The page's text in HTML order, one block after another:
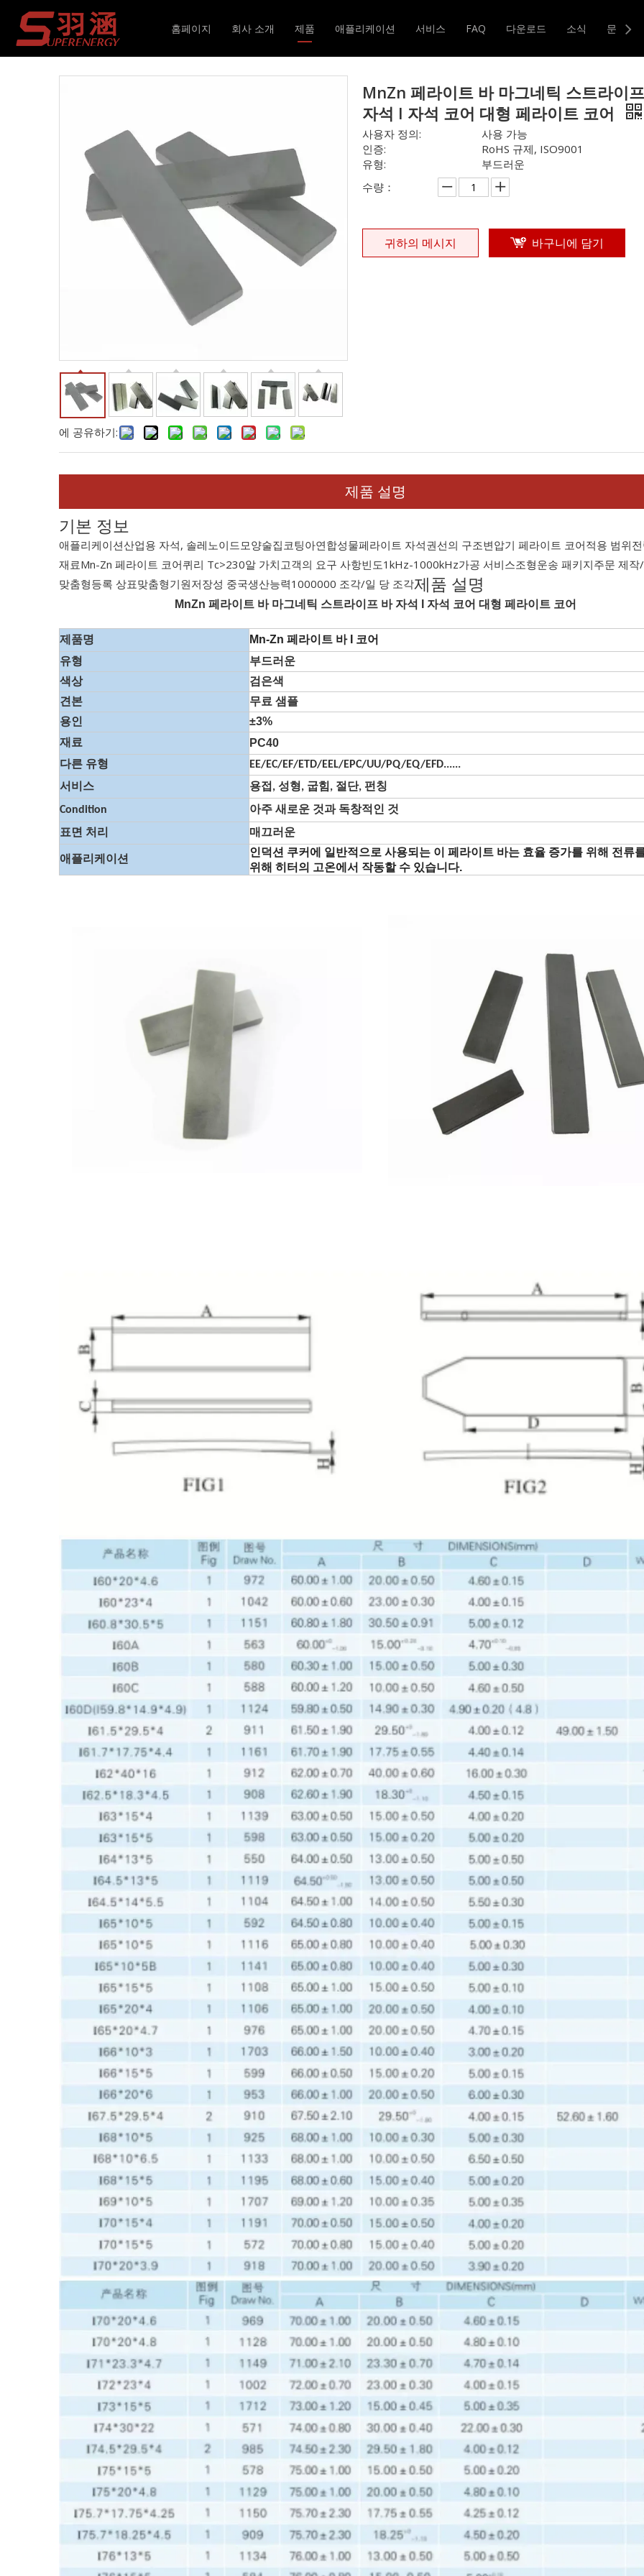
홈페이지 회사 소개 제품
인덕터 및 변압기
애플리케이션 서비스 FAQ 다운로드 소식 문의하기
현재 위치: 홈페이지
에 공유하기:
MnZn 페라이트 바 마그네틱 스트라이
자석 I 자석 코어 대형 페라이트 코어
사용자 정의:
사용 가능
인증:
RoHS 규제, ISO9001
유형:
부드러운
수량：
귀하의 메시지 바구니에 담기
제품 설명
기본 정보
애플리케이션산업용 자석, 솔레노이드모양술집코팅아연합성물페라이트 자석권선의 구조변압기 페라이트 코어적용 범위
재료Mn-Zn 페라이트 코어퀴리 Tc>230알 가치고객의 요구 사항빈도1kHz-1000kHz가공 서비스조형운송 패키지주문 제작
맞춤형등록 상표맞춤형기원저장성 중국생산능력1000000 조각/일 당 조각제품 설명
MnZn 페라이트 바 마그네틱 스트라이프 바 자석 I 자석 코어 대형 페라이트 코어
제품명 Mn-Zn 페라이트 바 I 코어
유형
부드러운
색상
검은색
견본
무료 샘플
용인
±3%
재료 PC40
다른 유형
EE/EC/EF/ETD/EEL/EPC/UU/PQ/EQ/EFD......
서비스
용접, 성형, 굽힘, 절단, 펀칭
Condition
아주 새로운 것과 독창적인 것
표면 처리
매끄러운
애플리케이션
인덕션 쿠커에 일반적으로 사용되는 이 페라이트 바는 효율 증가를 위해 전류
위해 히터의 고온에서 작동할 수 있습니다.